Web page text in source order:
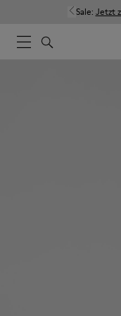
Sale: Jetzt